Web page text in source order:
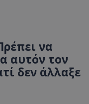
να
αυτόν τον
δεν άλλαξε